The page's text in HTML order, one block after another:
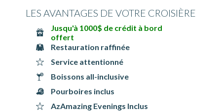
LES AVANTAGES DE VOTRE CROISIÈRE
Jusqu'à 1000$ de crédit à bord
offert
Restauration raffinée
Service attentionné
Boissons all-inclusive
Pourboires inclus
AzAmazing Evenings Inclus